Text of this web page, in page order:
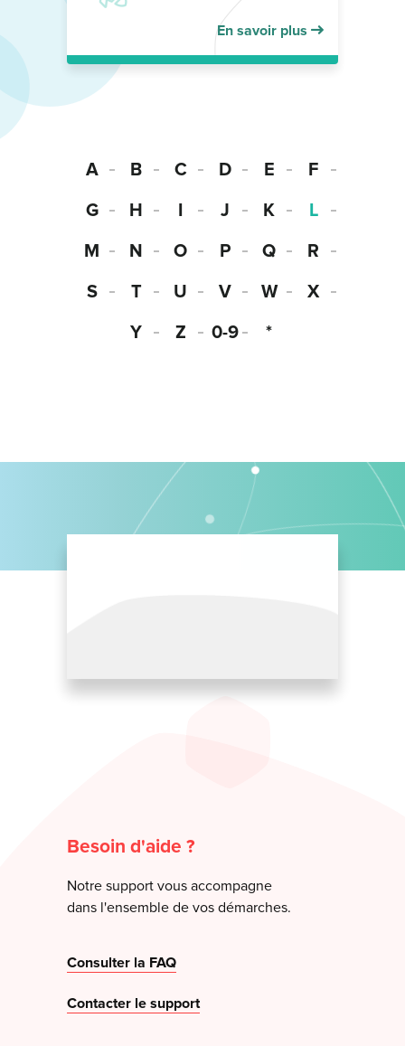
En savoir plus
A B C D E
F
G
H I J K
L
M
N O P Q
R
S
T U V W
X
Y
Z 0-9 *
Besoin d'aide ?
Notre support vous accompagne
dans l'ensemble de vos démarches.
Consulter la FAQ
Contacter le support